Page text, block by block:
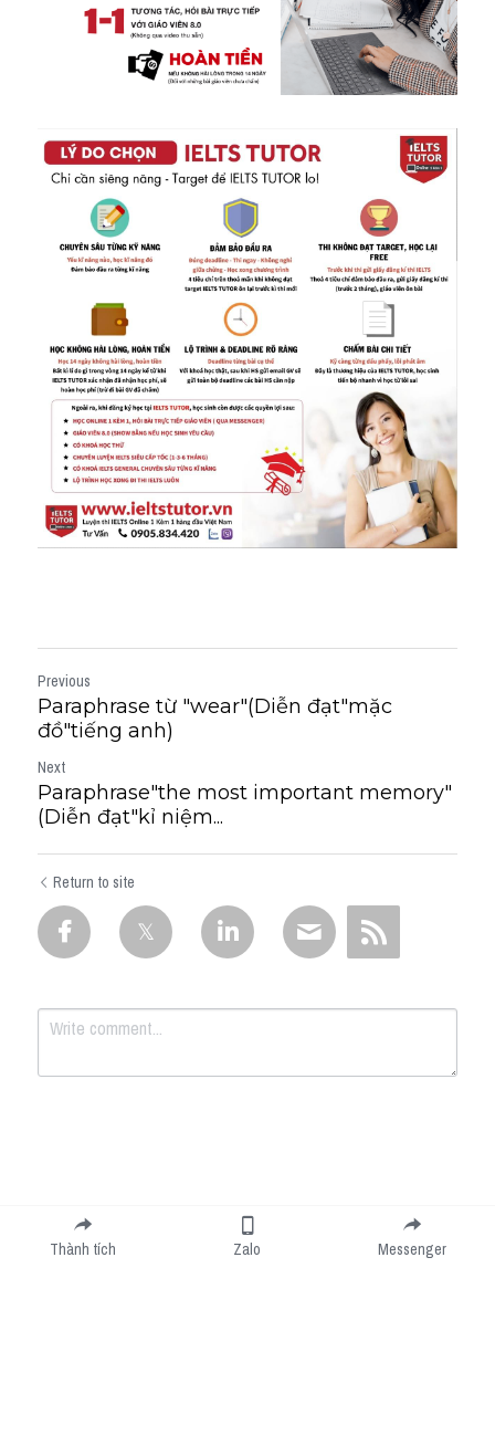
Previous
Paraphrase từ "wear"(Diễn đạt"mặc
đồ"tiếng anh)
Next
Paraphrase"the most important memory"
(Diễn đạt"kỉ niệm...
Return to site
Submit
Thành tích Zalo Messenger